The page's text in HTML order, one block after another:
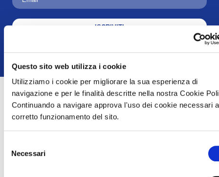
Questo sito web utilizza i cookie
Utilizziamo i cookie per migliorare la sua esperienza di
navigazione e per le finalità descritte nella nostra Cookie
Continuando a navigare approva l'uso dei cookie necessari
corretto funzionamento del sito.
delNecessari
ISCRIVITI
Regolamento U.E. n° 679/2016 (GDPR)
Se hai già trovato la tua
prossima destinazione o se
l’Agenzia più vicina a te e